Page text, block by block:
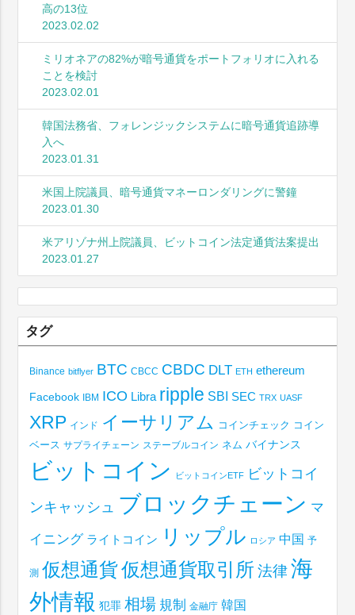
高の13位
2023.02.02
ミリオネアの82%が暗号通貨をポートフォリオに入れる
ことを検討
2023.02.01
韓国法務省、フォレンジックシステムに暗号通貨追跡導
入へ
2023.01.31
米国上院議員、暗号通貨マネーロンダリングに警鐘
2023.01.30
米アリゾナ州上院議員、ビットコイン法定通貨法案提出
2023.01.27
タグ
Binance bitflyer BTC CBCC CBDC DLT ETH ethereum
Facebook IBM ICO Libra ripple SBI SEC TRX UASF
XRP インド イーサリアム コインチェック コイン
ベース サプライチェーン ステーブルコイン ネム バイナンス
ビットコイン ビットコインETF ビットコイ
ンキャッシュ ブロックチェーン マ
イニング ライトコイン リップル ロシア 中国 予
測 仮想通貨仮想通貨取引所 法律 海
外情報 犯罪 相場 規制 金融庁 韓国